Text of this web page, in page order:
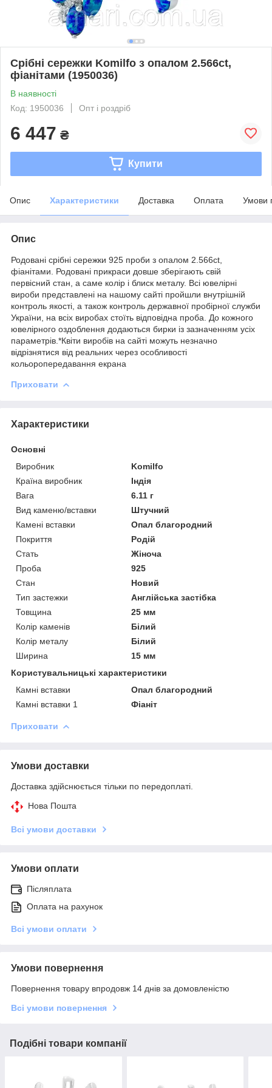
Срібні сережки Komilfo з опалом 2.566ct,
фіанітами (1950036)
В наявності
Код: 1950036
Опт і роздріб
6 447 ₴
Купити
Опис Характеристики Доставка Оплата Умови
Опис
Родовані срібні сережки 925 проби з опалом 2.566ct,
фіанітами. Родовані прикраси довше зберігають свій
первісний стан, а саме колір і блиск металу. Всі ювелірні
вироби представлені на нашому сайті пройшли внутрішній
контроль якості, а також контроль державної пробірної служби
України, на всіх виробах стоїть відповідна проба. До кожного
ювелірного оздоблення додаються бирки із зазначенням усіх
параметрів.*Квіти виробів на сайті можуть незначно
відрізнятися від реальних через особливості
кольоропередавання екрана
Приховати
Характеристики
Основні
Виробник
Komilfo
Країна виробник
Індія
Вага
6.11 г
Вид каменю/вставки
Штучний
Камені вставки
Опал благородний
Покриття
Родій
Стать
Жіноча
Проба
925
Стан
Новий
Тип застежки
Англійська застібка
Товщина
25 мм
Колір каменів
Білий
Колір металу
Білий
Ширина
15 мм
Користувальницькі характеристики
Камні вставки
Опал благородний
Камні вставки 1
Фіаніт
Приховати
Умови доставки
Доставка здійснюється тільки по передоплаті.
Нова Пошта
Всі умови доставки
Умови оплати
Післяплата
Оплата на рахунок
Всі умови оплати
Умови повернення
Повернення товару впродовж 14 днів за домовленістю
Всі умови повернення
Подібні товари компанії